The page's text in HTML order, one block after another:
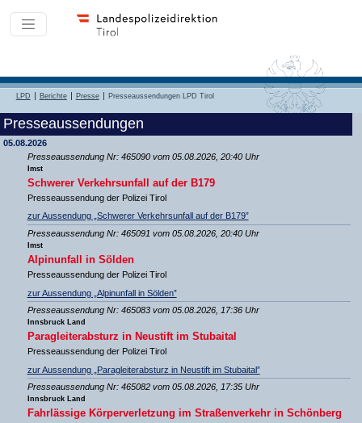
LPD Berichte Presse Presseaussendungen LPD Tirol
Presseaussendungen
05.08.2026
Presseaussendung Nr: 465090 vom 05.08.2026, 20:40 Uhr
Imst
Schwerer Verkehrsunfall auf der B179
Presseaussendung der Polizei Tirol
zur Aussendung „Schwerer Verkehrsunfall auf der B179”
Presseaussendung Nr: 465091 vom 05.08.2026, 20:40 Uhr
Imst
Alpinunfall in Sölden
Presseaussendung der Polizei Tirol
zur Aussendung „Alpinunfall in Sölden”
Presseaussendung Nr: 465083 vom 05.08.2026, 17:36 Uhr
Innsbruck Land
Paragleiterabsturz in Neustift im Stubaital
Presseaussendung der Polizei Tirol
zur Aussendung „Paragleiterabsturz in Neustift im Stubaital”
Presseaussendung Nr: 465082 vom 05.08.2026, 17:35 Uhr
Innsbruck Land
Fahrlässige Körperverletzung im Straßenverkehr in Schönberg